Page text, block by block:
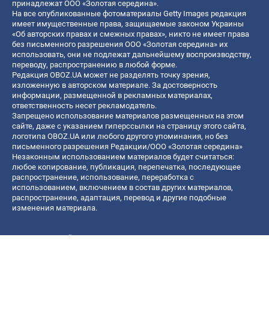
принадлежат ООО «Золотая середина».
На все опубликованные фотоматериалы Getty Images редакция
имеет имущественные права, защищаемые законом Украины
«Об авторских правах и смежных правах», никто не имеет права
без письменного разрешения ООО «Золотая середина» их
использовать, они не подлежат дальнейшему воспроизводству,
переводу, распространению в любой форме.
Редакция OBOZ.UA может не разделять точку зрения,
изложенную в авторском материале. За достоверность
информации, размещенной в рекламных материалах,
ответственность несет рекламодатель.
Запрещено использование материалов размещенных на этом
сайте, даже с указанием гиперссылки на страницу этого сайта,
логотипа OBOZ.UA или любого другого упоминания, но без
письменного разрешения Редакции/ООО «Золотая середина»
Незаконным использованием материалов будет считаться:
любое копирование, публикация, перепечатка, последующее
распространение, использование, переработка с
использованием, включением в состав других материалов,
распространение, адаптация, перевод и другие подобные
изменения материала.
Название онлайн медиа — «OBOZ.UA»